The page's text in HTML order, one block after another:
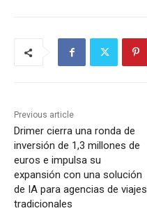
Previous article
Drimer cierra una ronda de
inversión de 1,3 millones de
euros e impulsa su
expansión con una solución
de IA para agencias de viajes
tradicionales